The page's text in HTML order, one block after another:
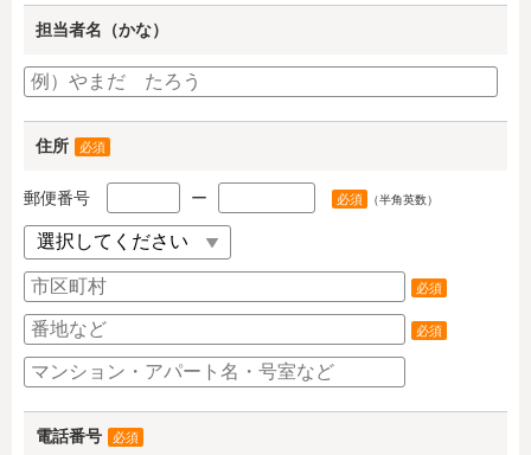
担当者名（かな）
住所 必須
郵便番号 ー 必須 （半角英数）
必須
必須
電話番号 必須